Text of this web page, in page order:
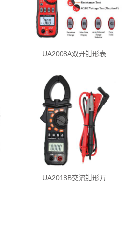
UA2008A双开钳形表
UA2018B交流钳形万